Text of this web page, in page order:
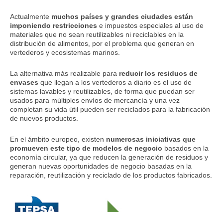
Actualmente muchos países y grandes ciudades están
imponiendo restricciones e impuestos especiales al uso de
materiales que no sean reutilizables ni reciclables en la
distribución de alimentos, por el problema que generan en
vertederos y ecosistemas marinos.
La alternativa más realizable para reducir los residuos de
envases que llegan a los vertederos a diario es el uso de
sistemas lavables y reutilizables, de forma que puedan ser
usados para múltiples envíos de mercancía y una vez
completan su vida útil pueden ser reciclados para la fabricación
de nuevos productos.
En el ámbito europeo, existen numerosas iniciativas que
promueven este tipo de modelos de negocio basados en la
economía circular, ya que reducen la generación de residuos y
generan nuevas oportunidades de negocio basadas en la
reparación, reutilización y reciclado de los productos fabricados.